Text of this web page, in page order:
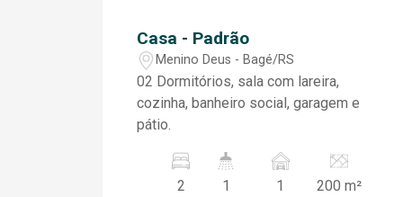
Casa - Padrão
Menino Deus - Bagé/RS
02 Dormitórios, sala com lareira,
cozinha, banheiro social, garagem e
pátio.
2 1 1 200 m²